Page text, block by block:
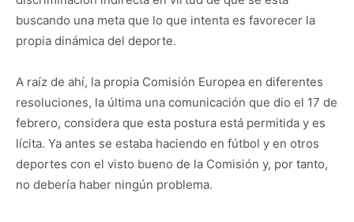
buscando una meta que lo que intenta es favorecer la
propia dinámica del deporte.
A raíz de ahí, la propia Comisión Europea en diferentes
resoluciones, la última una comunicación que dio el 17 de
febrero, considera que esta postura está permitida y es
lícita. Ya antes se estaba haciendo en fútbol y en otros
deportes con el visto bueno de la Comisión y, por tanto,
no debería haber ningún problema.